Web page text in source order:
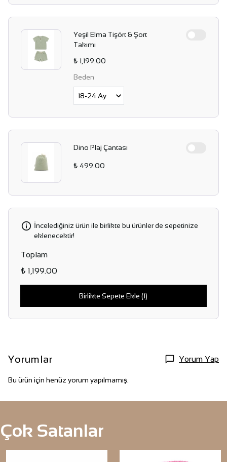
Yeşil Elma Tişört & Şort
Takımı
₺ 1,199.00
Beden
Dino Plaj Çantası
₺ 499.00
İncelediğiniz ürün ile birlikte bu ürünler de sepetinize
eklenecektir!
Toplam
₺ 1,199.00
Birlikte Sepete Ekle (1)
Yorumlar Yorum Yap
Bu ürün için henüz yorum yapılmamış.
Çok Satanlar